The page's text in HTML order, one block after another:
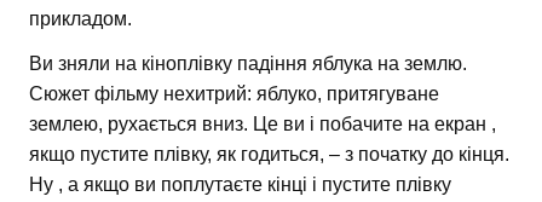
прикладом.
Ви зняли на кіноплівку падіння яблука на землю.
Сюжет фільму нехитрий: яблуко, притягуване
землею, рухається вниз. Це ви і побачите на екран ,
якщо пустите плівку, як годиться, – з початку до кінця.
Ну , а якщо ви поплутаєте кінці і пустите плівку